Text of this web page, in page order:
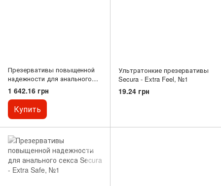
Презервативы повыщенной
надежности для анального
секса Secura - Extra Safe,
№100
1 642.16 грн
Купить
Ультратонкие презервативы
Secura - Extra Feel, №1
19.24 грн